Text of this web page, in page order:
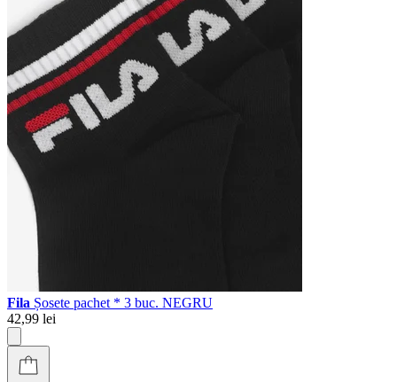
Fila Șosete pachet * 3 buc. NEGRU
42,99 lei